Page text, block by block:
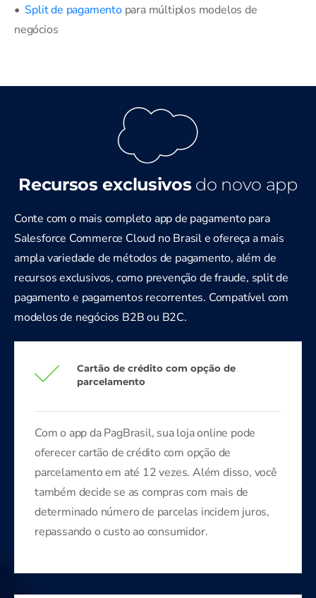
• Split de pagamentopara múltiplos modelos de
negócios
Recursos exclusivos do novo app
Conte com o mais completo app de pagamento para
Salesforce Commerce Cloud no Brasil e ofereça a mais
ampla variedade de métodos de pagamento, além de
recursos exclusivos, como prevenção de fraude, split de
pagamento e pagamentos recorrentes. Compatível com
modelos de negócios B2B ou B2C.
Cartão de crédito com opção de
parcelamento
Com o app da PagBrasil, sua loja online pode
oferecer cartão de crédito com opção de
parcelamento em até 12 vezes. Além disso, você
também decide se as compras com mais de
determinado número de parcelas incidem juros,
repassando o custo ao consumidor.